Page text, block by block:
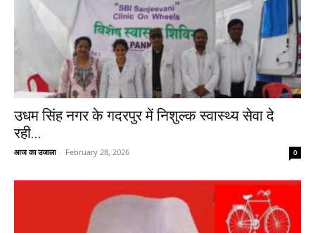
उधम सिंह नगर के गदरपुर में निशुल्क स्वास्थ्य सेवा दे
रही...
आज का उजाला - February 28, 2026 0